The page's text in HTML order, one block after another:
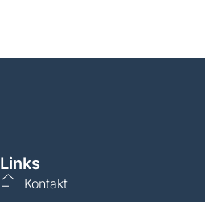
Links
Kontakt